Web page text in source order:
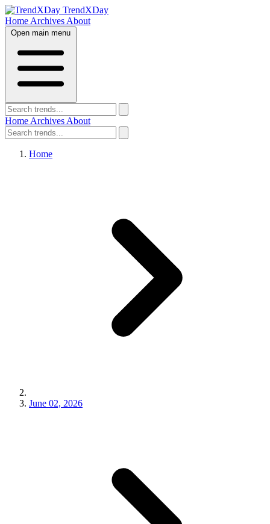
TrendXDay
Home Archives About
Open main menu
Home Archives About
Home
June 02, 2026